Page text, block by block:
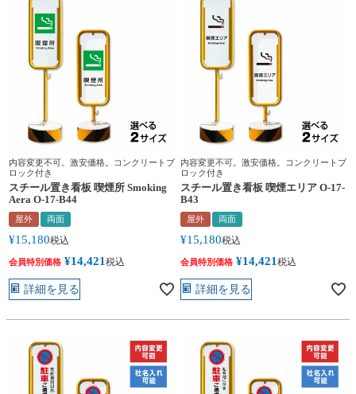
内容変更不可。激安価格。コンクリートブ
ロック付き
スチール置き看板 喫煙所 Smoking
Aera O-17-B44
屋外 両面
¥15,180税込
会員特別価格 ¥14,421 税込
詳細を見る
内容変更不可。激安価格。コンクリートブ
ロック付き
スチール置き看板 喫煙エリア O-17-
B43
屋外 両面
¥15,180税込
会員特別価格 ¥14,421 税込
詳細を見る